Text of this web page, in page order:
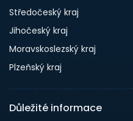
Středočeský kraj
Jihočeský kraj
Moravskoslezský kraj
Plzeňský kraj
Důležité informace